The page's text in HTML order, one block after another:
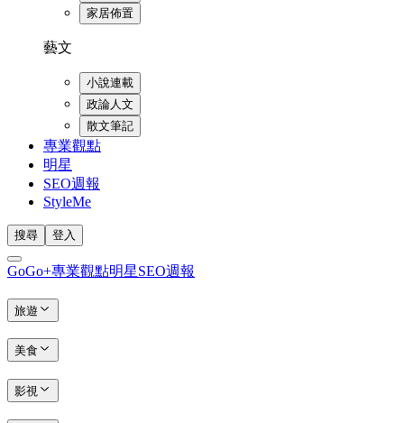
家居佈置
藝文
小說連載
政論人文
散文筆記
專業觀點
明星
SEO週報
StyleMe
搜尋 登入
GoGo+專業觀點明星SEO週報
旅遊
美食
影視